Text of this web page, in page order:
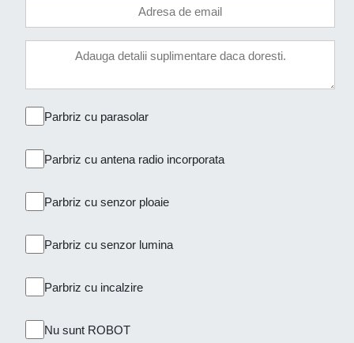
Parbriz cu parasolar
Parbriz cu antena radio incorporata
Parbriz cu senzor ploaie
Parbriz cu senzor lumina
Parbriz cu incalzire
Nu sunt ROBOT